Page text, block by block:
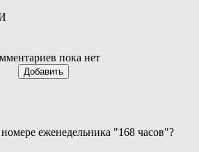
пока нет
Добавить
еженедельника "168 часов"?